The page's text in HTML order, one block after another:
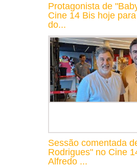
Protagonista de
Cine 14 Bis hoje
do...
Sessão comentada
Rodrigues" no Cine
Alfredo ...